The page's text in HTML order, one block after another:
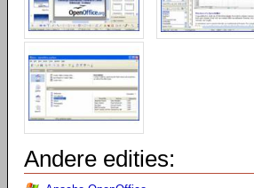
Andere edities: